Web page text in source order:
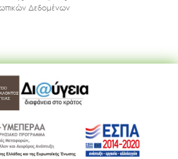
μας
Δεδομένων